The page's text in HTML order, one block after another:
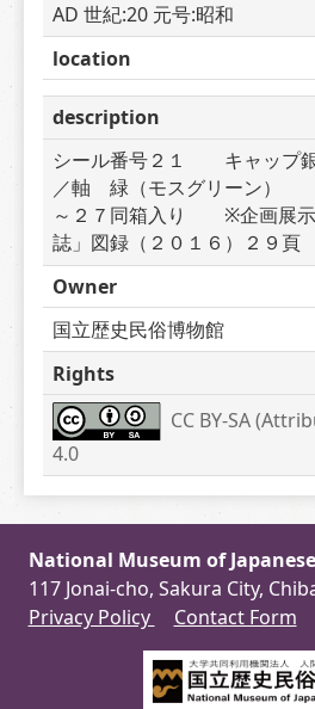
AD 世紀:20 元号:昭和
location
description
シール番号２１　　キャップ
／軸　緑（モスグリーン）　
～２７同箱入り　　※企画展
誌」図録（２０１６）２９頁
Owner
国立歴史民俗博物館
Rights
CC BY-SA
4.0
National Museum of
117 Jonai-cho, Sakura City,
Privacy Policy
Contact Form